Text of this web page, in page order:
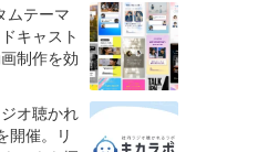
ムテーマ
キャスト
制作を効
オ聴かれ
開催。リ